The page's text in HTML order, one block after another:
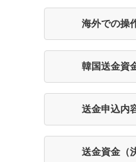
海外での操
韓国送金資
送金申込内
送金資金（